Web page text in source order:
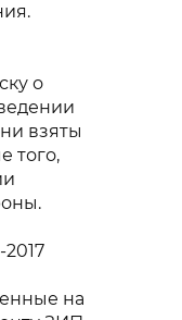
о
взяты
того,
на